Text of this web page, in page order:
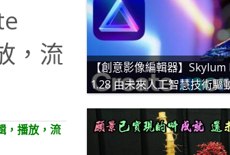
，流
，播放，流
【創意影像編輯器】
1.28 由未來人工智慧技術驅